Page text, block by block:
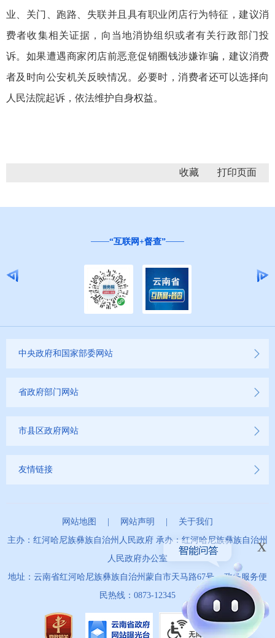
业、关门、跑路、失联并且具有职业闭店行为特征，建议消
费者收集相关证据，向当地消协组织或者有关行政部门投
诉。如果遭遇商家闭店前恶意促销圈钱涉嫌诈骗，建议消费
者及时向公安机关反映情况。必要时，消费者还可以选择向
人民法院起诉，依法维护自身权益。
收藏
“互联网+督查”
中央政府和国家部委网站
省政府部门网站
市县区政府网站
友情链接
网站地图 网站声明
关于我们
主办：红河哈尼族彝族自治州人民政府 承办：红河哈尼族彝族自治州
人民政府办公室
地址：云南省红河哈尼族彝族自治州蒙自市天马路67号 政务服务便
民热线：0873-12345
x